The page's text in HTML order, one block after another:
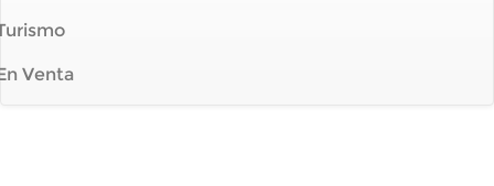
Venta